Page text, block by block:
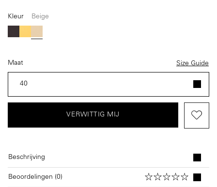
Kleur Beige
ZwartGeelBeige
Maat Size Guide
40
VERWITTIG MIJ
Beschrijving
Beoordelingen (0)